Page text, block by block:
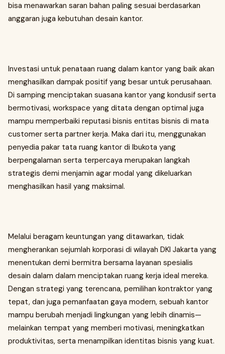
bisa menawarkan saran bahan paling sesuai berdasarkan
anggaran juga kebutuhan desain kantor.
Investasi untuk penataan ruang dalam kantor yang baik akan
menghasilkan dampak positif yang besar untuk perusahaan.
Di samping menciptakan suasana kantor yang kondusif serta
bermotivasi, workspace yang ditata dengan optimal juga
mampu memperbaiki reputasi bisnis entitas bisnis di mata
customer serta partner kerja. Maka dari itu, menggunakan
penyedia pakar tata ruang kantor di Ibukota yang
berpengalaman serta terpercaya merupakan langkah
strategis demi menjamin agar modal yang dikeluarkan
menghasilkan hasil yang maksimal.
Melalui beragam keuntungan yang ditawarkan, tidak
mengherankan sejumlah korporasi di wilayah DKI Jakarta yang
menentukan demi bermitra bersama layanan spesialis
desain dalam dalam menciptakan ruang kerja ideal mereka.
Dengan strategi yang terencana, pemilihan kontraktor yang
tepat, dan juga pemanfaatan gaya modern, sebuah kantor
mampu berubah menjadi lingkungan yang lebih dinamis—
melainkan tempat yang memberi motivasi, meningkatkan
produktivitas, serta menampilkan identitas bisnis yang kuat.